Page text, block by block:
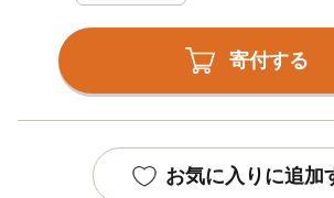
寄付する
お気に入りに追加